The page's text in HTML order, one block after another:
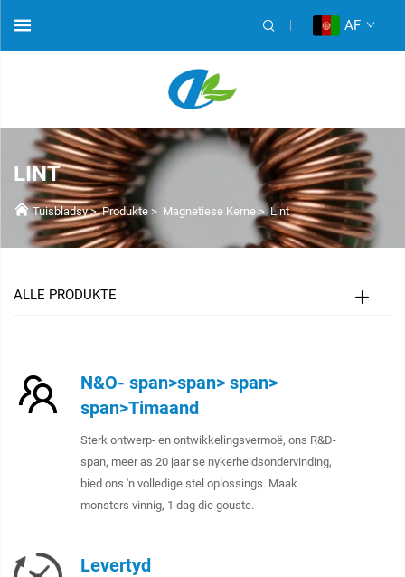
AF
LINT
Tuisbladsy>Produkte > Magnetiese Kerne >Lint
ALLE PRODUKTE
N&O- span>span> span>
span>Timaand
Sterk ontwerp- en ontwikkelingsvermoë, ons R&D-
span, meer as 20 jaar se nykerheidsondervinding,
bied ons 'n volledige stel oplossings. Maak
monsters vinnig, 1 dag die gouste.
Levertyd